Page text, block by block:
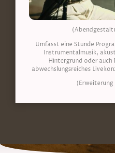
Umfasst eine Stunde
Instrumentalmusik,
Hintergrund oder auch
abwechslungsreiches
(Erweiterung